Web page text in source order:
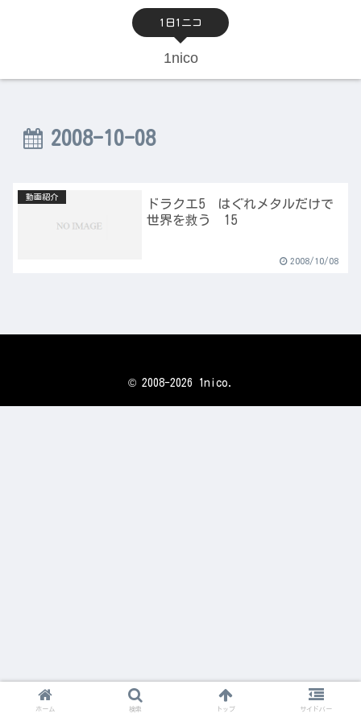
1日1ニコ
1nico
2008-10-08
動画紹介
ドラクエ5 はぐれメタルだけで
世界を救う 15
2008/10/08
© 2008-2026 1nico.
ホーム 検索 トップ サイドバー